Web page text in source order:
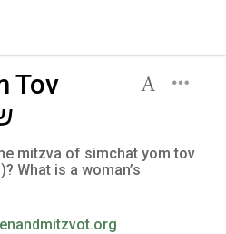
Tov
mitzva of simchat yom tov
What is a woman’s